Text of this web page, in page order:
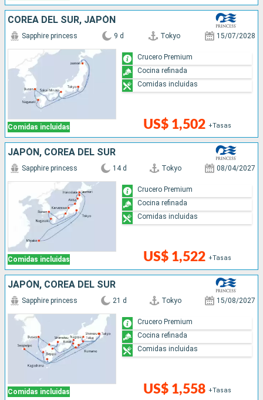
COREA DEL SUR, JAPÓN
Comidas incluidas
Sapphire princess 9 d Tokyo 15/07/2028
US$ 1,502 +Tasas
Crucero Premium
Cocina refinada
Comidas incluidas
JAPÓN, COREA DEL SUR
Comidas incluidas
Sapphire princess 14 d Tokyo 08/04/2027
US$ 1,522 +Tasas
Crucero Premium
Cocina refinada
Comidas incluidas
JAPÓN, COREA DEL SUR
Comidas incluidas
Sapphire princess 21 d Tokyo 15/08/2027
US$ 1,558 +Tasas
Crucero Premium
Cocina refinada
Comidas incluidas